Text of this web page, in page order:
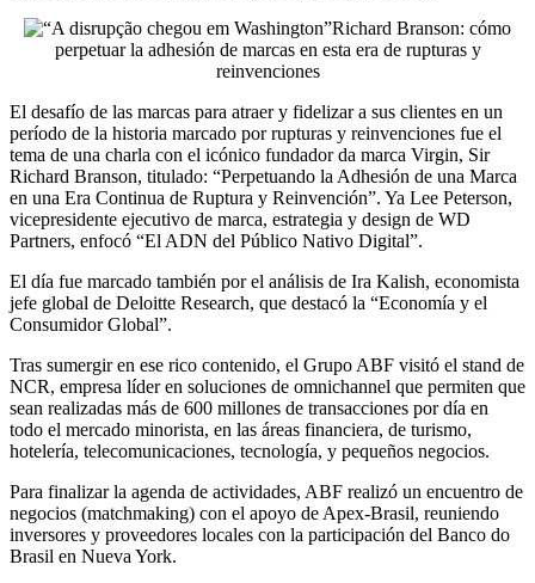
Richard Branson: cómo
perpetuar la adhesión de marcas en esta era de rupturas y
reinvenciones
El desafío de las marcas para atraer y fidelizar a sus clientes en un
período de la historia marcado por rupturas y reinvenciones fue el
tema de una charla con el icónico fundador da marca Virgin, Sir
Richard Branson, titulado: “Perpetuando la Adhesión de una Marca
en una Era Continua de Ruptura y Reinvención”. Ya Lee Peterson,
vicepresidente ejecutivo de marca, estrategia y design de WD
Partners, enfocó “El ADN del Público Nativo Digital”.
El día fue marcado también por el análisis de Ira Kalish, economista
jefe global de Deloitte Research, que destacó la “Economía y el
Consumidor Global”.
Tras sumergir en ese rico contenido, el Grupo ABF visitó el stand de
NCR, empresa líder en soluciones de omnichannel que permiten que
sean realizadas más de 600 millones de transacciones por día en
todo el mercado minorista, en las áreas financiera, de turismo,
hotelería, telecomunicaciones, tecnología, y pequeños negocios.
Para finalizar la agenda de actividades, ABF realizó un encuentro de
negocios (matchmaking) con el apoyo de Apex-Brasil, reuniendo
inversores y proveedores locales con la participación del Banco do
Brasil en Nueva York.